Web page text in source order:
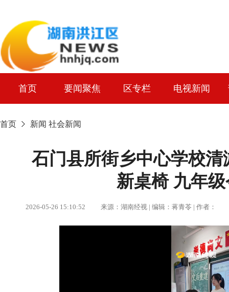
首页 要闻聚焦 区专栏 电视新闻
首页 新闻 社会新闻
石门县所街乡中心学校
新桌椅 九年
2026-05-26 15:10:52 来源：湖南经视 | 编辑：蒋青苓 | 作者：